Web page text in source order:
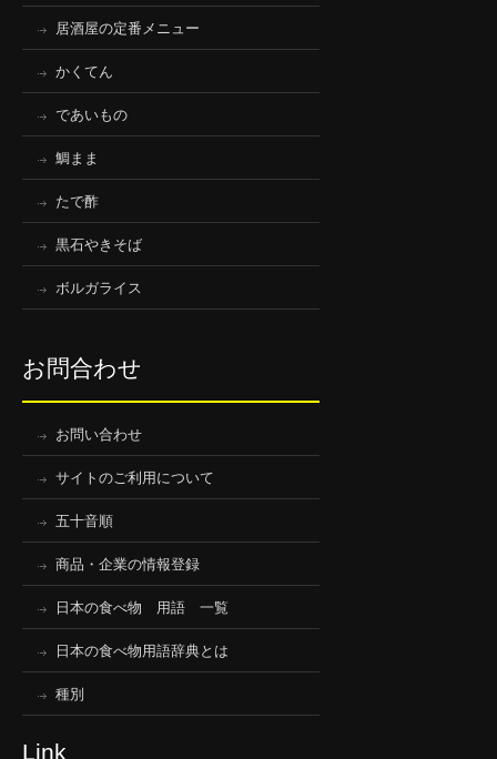
居酒屋の定番メニュー
かくてん
であいもの
鯛まま
たで酢
黒石やきそば
ボルガライス
お問合わせ
お問い合わせ
サイトのご利用について
五十音順
商品・企業の情報登録
日本の食べ物 用語 一覧
日本の食べ物用語辞典とは
種別
Link